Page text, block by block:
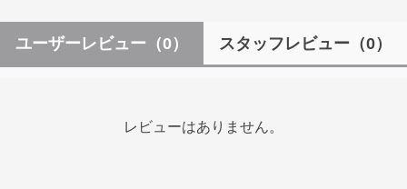
ユーザーレビュー （0） スタッフレビュー （0）
レビューはありません。